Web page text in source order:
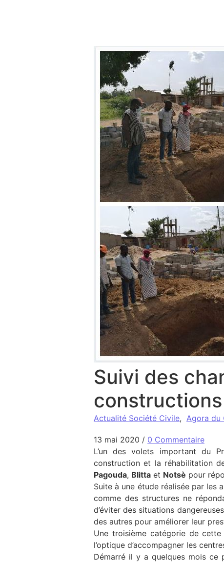
Suivi des
Actualité Société Civile, Agora du
13 mai 2020 / 0 Commentaire
L’un des volets important du
construction et la réhabilitation
Pagouda, Blitta et Notsè pour
Suite à une étude réalisée par les
comme des structures ne
d’éviter des situations
des autres pour améliorer leur
Une troisième catégorie de
l’optique d’accompagner les
Démarré il y a quelques mois ce